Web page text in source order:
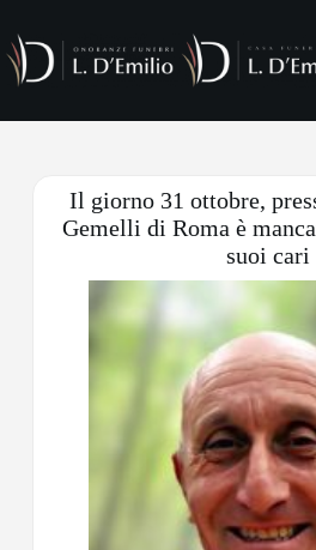
Il giorno 31 ottobre,
Gemelli di Roma è
suoi cari